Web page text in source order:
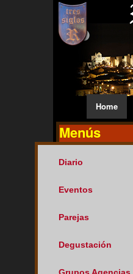
Home
Menús
Diario
Eventos
Parejas
Degustación